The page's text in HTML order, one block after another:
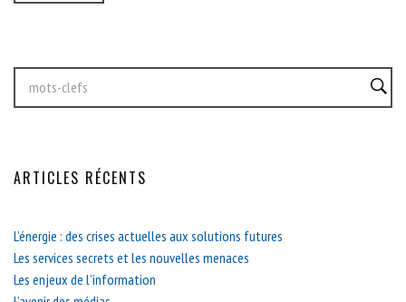
ARTICLES RÉCENTS
L’énergie : des crises actuelles aux solutions futures
Les services secrets et les nouvelles menaces
Les enjeux de l’information